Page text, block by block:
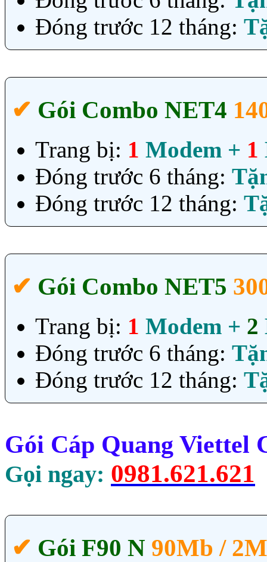
Đóng trước 12 tháng:
✔‎ Gói Combo NET4
Trang bị: 1 Modem + 1
Đóng trước 6 tháng:
Đóng trước 12 tháng:
✔‎ Gói Combo NET5
Trang bị: 1 Modem + 2
Đóng trước 6 tháng:
Đóng trước 12 tháng:
Gói Cáp Quang Viettel
Gọi ngay: 0981.621.621
✔‎ Gói F90 N 90Mb /